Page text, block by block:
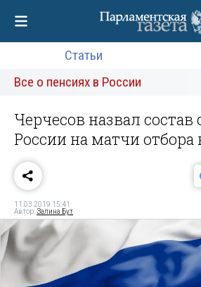
Статьи
Все о пенсиях в России
Черчесов назвал состав
России на матчи отбора
11.03.2019 15:41
Автор:Залина Бут